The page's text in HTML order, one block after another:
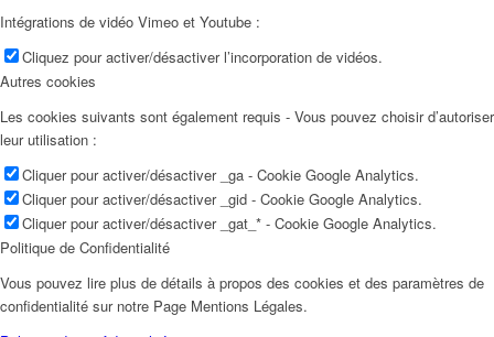
Intégrations de vidéo Vimeo et Youtube :
Cliquez pour activer/désactiver l’incorporation de vidéos.
Autres cookies
Les cookies suivants sont également requis - Vous pouvez choisir d’autoriser
leur utilisation :
Cliquer pour activer/désactiver _ga - Cookie Google Analytics.
Cliquer pour activer/désactiver _gid - Cookie Google Analytics.
Cliquer pour activer/désactiver _gat_* - Cookie Google Analytics.
Politique de Confidentialité
Vous pouvez lire plus de détails à propos des cookies et des paramètres de
confidentialité sur notre Page Mentions Légales.